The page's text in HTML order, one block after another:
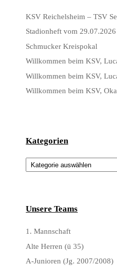
KSV Reichelsheim – TSV
Stadionheft vom 29.07.2026
Schmucker Kreispokal
Willkommen beim KSV,
Willkommen beim KSV,
Willkommen beim KSV,
Kategorien
Kategorien
Unsere Teams
1. Mannschaft
Alte Herren (ü 35)
A-Junioren (Jg. 2007/2008)